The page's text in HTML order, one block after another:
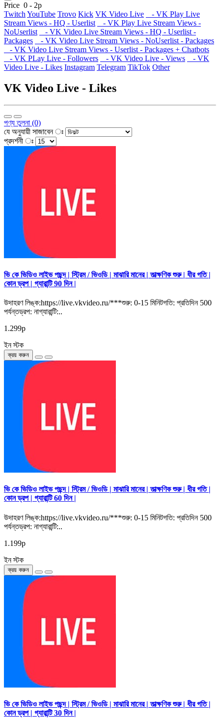
Price 0 - 2р
Twitch YouTube Trovo Kick VK Video Live
- VK Play Live
Stream Views - HQ - Userlist
- VK Play Live Stream Views -
NoUserlist
- VK Video Live Stream Views - HQ - Userlist -
Packages
- VK Video Live Stream Views - NoUserlist - Packages
- VK Video Live Stream Views - Userlist - Packages + Chatbots
- VK PLay Live - Followers
- VK Video Live - Views
- VK
Video Live - Likes Instagram Telegram TikTok Other
VK Video Live - Likes
পণ্য তুলনা (0)
যে অনুযায়ী সাজাবেন ঃ
প্রদর্শনী ঃ
ভি কে ভিডিও লাইভ পছন্দ | স্ট্রিম / ভিওডি | মাঝারি মানের | তাত্ক্ষণিক শুরু | ধীর গতি |
কোন ড্রপ | গ্যারান্টি 90 দিন |
উদাহরণ লিঙ্ক:https://live.vkvideo.ru/***শুরু: 0-15 মিনিটগতি: প্রতিদিন 500
পর্যন্তড্রপ: নাগ্যারান্টি:..
1.299р
ইন স্টক
ক্রয় করুন
ভি কে ভিডিও লাইভ পছন্দ | স্ট্রিম / ভিওডি | মাঝারি মানের | তাত্ক্ষণিক শুরু | ধীর গতি |
কোন ড্রপ | গ্যারান্টি 60 দিন |
উদাহরণ লিঙ্ক:https://live.vkvideo.ru/***শুরু: 0-15 মিনিটগতি: প্রতিদিন 500
পর্যন্তড্রপ: নাগ্যারান্টি:..
1.199р
ইন স্টক
ক্রয় করুন
ভি কে ভিডিও লাইভ পছন্দ | স্ট্রিম / ভিওডি | মাঝারি মানের | তাত্ক্ষণিক শুরু | ধীর গতি |
কোন ড্রপ | গ্যারান্টি 30 দিন |